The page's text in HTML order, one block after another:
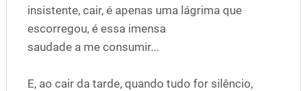
insistente, cair, é apenas uma lágrima que
escorregou, é essa imensa
saudade a me consumir...
E, ao cair da tarde, quando tudo for silêncio,